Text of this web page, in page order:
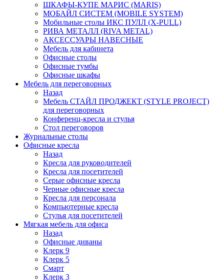
ШКАФЫ-КУПЕ МАРИС (MARIS)
МОБАЙЛ СИСТЕМ (MOBILE SYSTEM)
Мобильные столы ИКС ПУЛЛ (X-PULL)
РИВА МЕТАЛЛ (RIVA METAL)
АКСЕССУАРЫ НАВЕСНЫЕ
Мебель для кабинета
Офисные столы
Офисные тумбы
Офисные шкафы
Мебель для переговорных
Назад
Мебель СТАЙЛ ПРОДЖЕКТ (STYLE PROJECT)
для переговорных
Конференц-кресла и стулья
Стол переговоров
Журнальные столы
Офисные кресла
Назад
Кресла для руководителей
Кресла для посетителей
Серые офисные кресла
Черные офисные кресла
Кресла для персонала
Компьютерные кресла
Стулья для посетителей
Мягкая мебель для офиса
Назад
Офисные диваны
Клерк 9
Клерк 5
Смарт
Клерк 3